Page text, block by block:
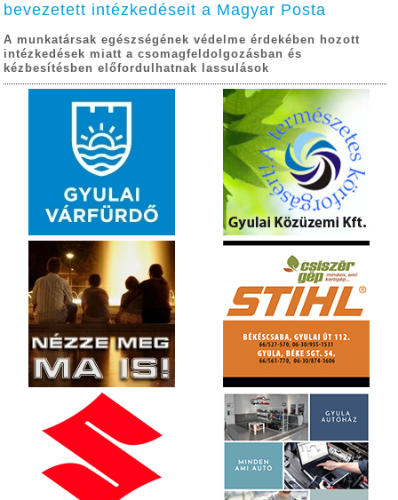
bevezetett intézkedéseit a Magyar Posta
A munkatársak egészségének védelme érdekében hozott
intézkedések miatt a csomagfeldolgozásban és
kézbesítésben előfordulhatnak lassulások